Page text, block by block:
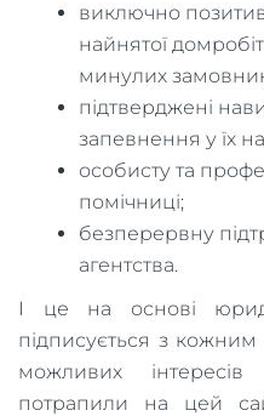
виключно
найнятої
минулих
підтверджені
запевнення у їх
особисту та
помічниці;
безперервну
агентства.
І це на основі
підписується з кожним
можливих
потрапили на цей